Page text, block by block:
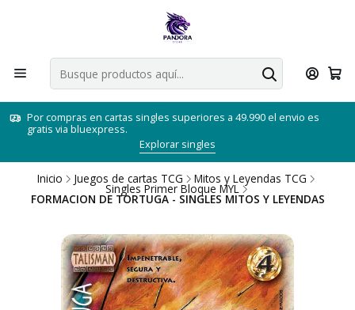
Por compras en cartas singles superiores a 49.990 el envio es
gratis via bluexpress.
Explorar singles
Inicio Juegos de cartas TCG Mitos y Leyendas TCG
Singles Primer Bloque MYL
FORMACION DE TORTUGA - SINGLES MITOS Y LEYENDAS